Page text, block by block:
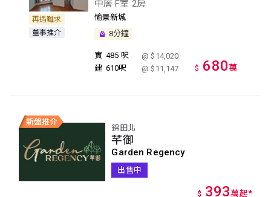
再遇難求
董事推介
中層 F室 2房
愉景新城
8分鐘
實 485 呎
@ $14,020
建 610呎 @ $11,147 $ 680萬
錦田北
芊御
Garden Regency
出售中
$ 393萬起*